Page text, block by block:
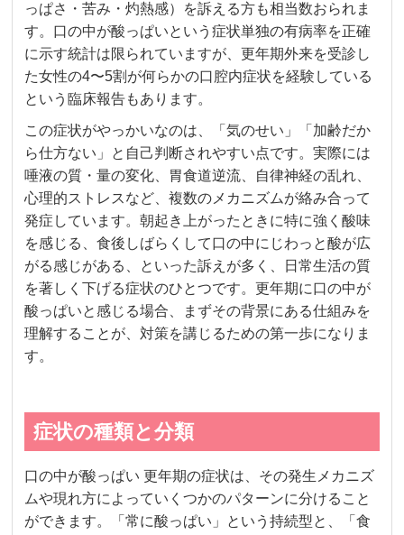
っぱさ・苦み・灼熱感）を訴える方も相当数おられま
す。口の中が酸っぱいという症状単独の有病率を正確
に示す統計は限られていますが、更年期外来を受診し
た女性の4〜5割が何らかの口腔内症状を経験している
という臨床報告もあります。
この症状がやっかいなのは、「気のせい」「加齢だか
ら仕方ない」と自己判断されやすい点です。実際には
唾液の質・量の変化、胃食道逆流、自律神経の乱れ、
心理的ストレスなど、複数のメカニズムが絡み合って
発症しています。朝起き上がったときに特に強く酸味
を感じる、食後しばらくして口の中にじわっと酸が広
がる感じがある、といった訴えが多く、日常生活の質
を著しく下げる症状のひとつです。更年期に口の中が
酸っぱいと感じる場合、まずその背景にある仕組みを
理解することが、対策を講じるための第一歩になりま
す。
症状の種類と分類
口の中が酸っぱい 更年期の症状は、その発生メカニズ
ムや現れ方によっていくつかのパターンに分けること
ができます。「常に酸っぱい」という持続型と、「食